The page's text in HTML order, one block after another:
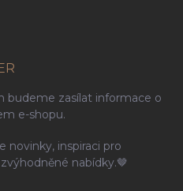
budeme zasílat informace o
e-shopu.
novinky, inspiraci pro
nabídky.🤎